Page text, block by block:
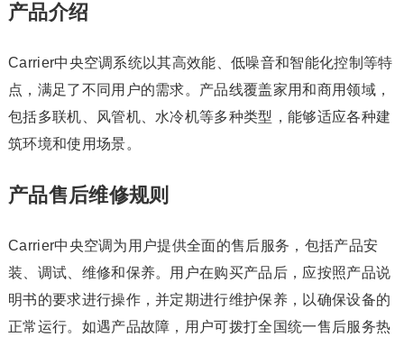
产品介绍
Carrier中央空调系统以其高效能、低噪音和智能化控制等特
点，满足了不同用户的需求。产品线覆盖家用和商用领域，
包括多联机、风管机、水冷机等多种类型，能够适应各种建
筑环境和使用场景。
产品售后维修规则
Carrier中央空调为用户提供全面的售后服务，包括产品安
装、调试、维修和保养。用户在购买产品后，应按照产品说
明书的要求进行操作，并定期进行维护保养，以确保设备的
正常运行。如遇产品故障，用户可拨打全国统一售后服务热